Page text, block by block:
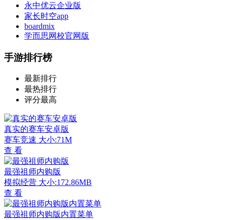
永中优云企业版
家长时空app
boardmix
学而思网校官网版
手游排行榜
最新排行
最热排行
评分最高
真实的赛车安卓版
赛车竞速 大小:71M
查 看
最强祖师内购版
模拟经营 大小:172.86MB
查 看
最强祖师内购版内置菜单